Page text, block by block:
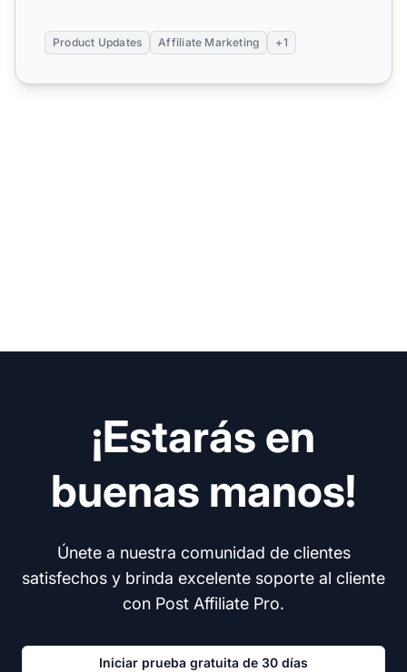
Product Updates Affiliate Marketing +1
¡Estarás en
buenas manos!
Únete a nuestra comunidad de clientes
satisfechos y brinda excelente soporte al cliente
con Post Affiliate Pro.
Iniciar prueba gratuita de 30 días